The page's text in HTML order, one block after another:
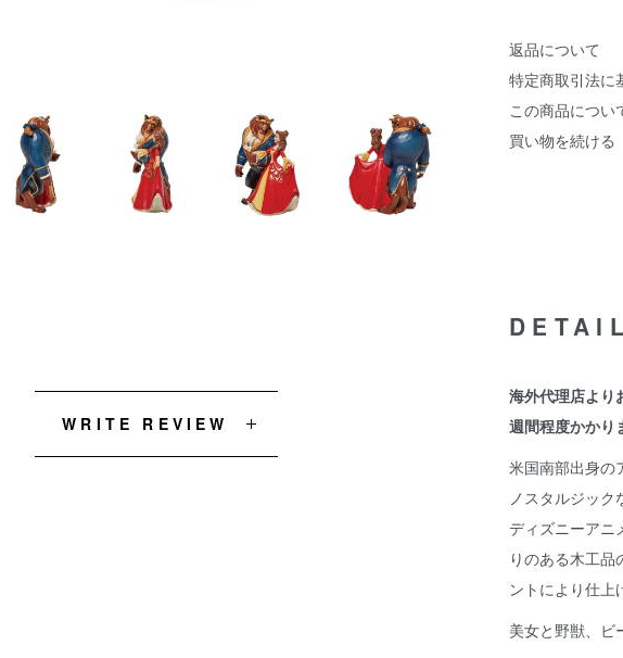
返品について
特定商取引法に
この商品につい
買い物を続ける
DETAIL
海外代理店より
週間程度かかり
米国南部出身の
ノスタルジック
ディズニーアニ
りのある木工
ントにより仕上
美女と野獣、ビ
WRITE REVIEW